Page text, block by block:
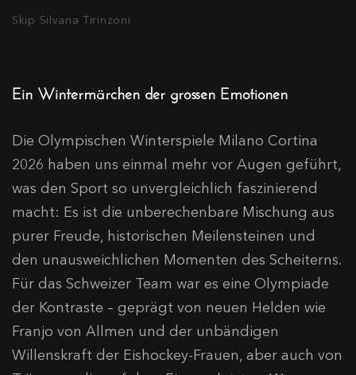
Skip Silvana Tirinzoni
Ein Wintermärchen der grossen Emotionen
Die Olympischen Winterspiele Milano Cortina
2026 haben uns einmal mehr vor Augen geführt,
was den Sport so unvergleichlich faszinierend
macht: Es ist die unberechenbare Mischung aus
purer Freude, historischen Meilensteinen und
den unausweichlichen Momenten des Scheiterns.
Für das Schweizer Team war es eine Olympiade
der Kontraste – geprägt von neuen Helden wie
Franjo von Allmen und der unbändigen
Willenskraft der Eishockey-Frauen, aber auch von